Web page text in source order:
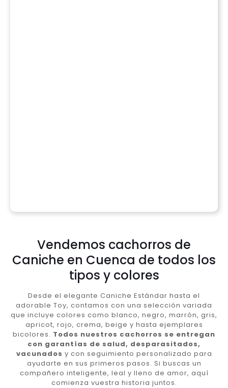
Vendemos cachorros de
Caniche en Cuenca de todos los
tipos y colores
Desde el elegante Caniche Estándar hasta el
adorable Toy, contamos con una selección variada
que incluye colores como blanco, negro, marrón, gris,
apricot, rojo, crema, beige y hasta ejemplares
bicolores. Todos nuestros cachorros se entregan
con garantías de salud, desparasitados,
vacunados y con seguimiento personalizado para
ayudarte en sus primeros pasos. Si buscas un
compañero inteligente, leal y lleno de amor, aquí
comienza vuestra historia juntos.